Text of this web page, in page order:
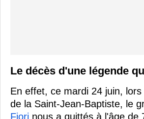
Le décès d'une légende
En effet, ce mardi 24 juin,
de la Saint-Jean-Baptiste, le
Fiori nous a quittés à l'âge de